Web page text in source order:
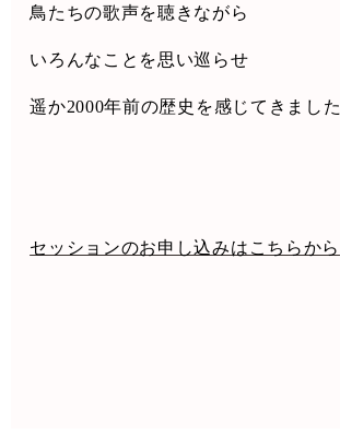
鳥たちの歌声を聴きながら
いろんなことを思い巡らせ
遥か2000年前の歴史を感じてきました
セッションのお申し込みはこちらから